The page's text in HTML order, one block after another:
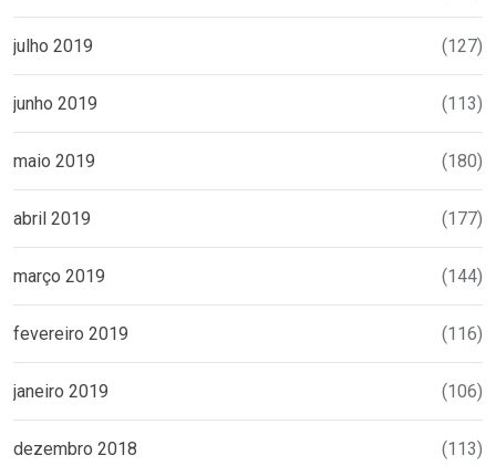
julho 2019 (127)
junho 2019 (113)
maio 2019 (180)
abril 2019 (177)
março 2019 (144)
fevereiro 2019 (116)
janeiro 2019 (106)
dezembro 2018 (113)